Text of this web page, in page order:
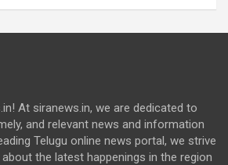
At siranews.in, we are dedicated to
and relevant news and information
Telugu online news portal, we strive
the latest happenings in the region